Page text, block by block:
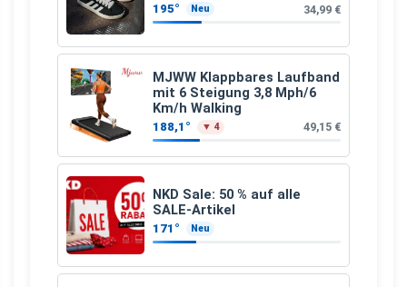
195° Neu 34,99 €
MJWW Klappbares Laufband
mit 6 Steigung 3,8 Mph/6
Km/h Walking
188,1° ▼ 4 49,15 €
NKD Sale: 50 % auf alle
SALE-Artikel
171° Neu